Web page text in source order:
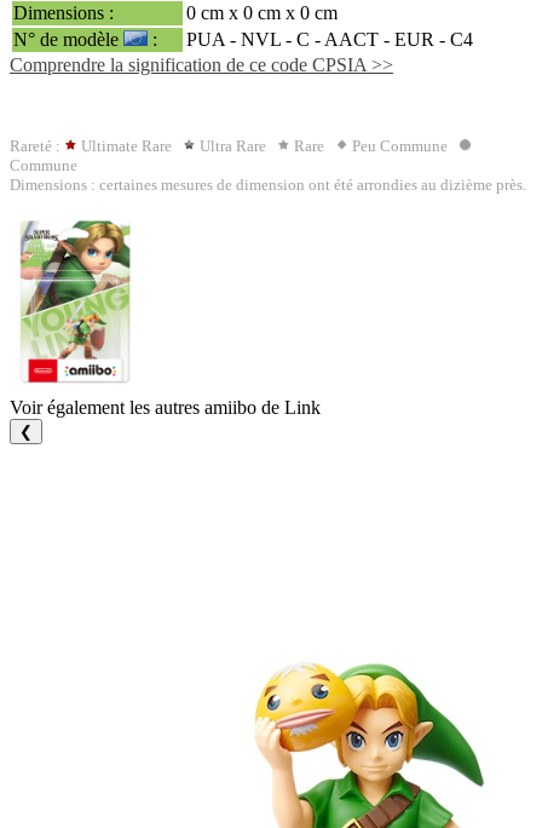
Dimensions :
0 cm x 0 cm x 0 cm
N° de modèle
: PUA - NVL - C - AACT - EUR - C4
Comprendre la signification de ce code CPSIA >>
Rareté : Ultimate Rare Ultra Rare Rare
Peu Commune
Commune
Dimensions : certaines mesures de dimension ont été arrondies au dizième près.
Voir également les autres amiibo de Link
❮